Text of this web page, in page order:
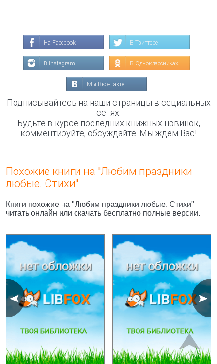
На Facebook В Твиттере
В Instagram В Одноклассниках
Мы Вконтакте
Подписывайтесь на наши страницы в социальных
сетях.
Будьте в курсе последних книжных новинок,
комментируйте, обсуждайте. Мы ждём Вас!
Похожие книги на "Любим праздники
любые. Стихи"
Книги похожие на "Любим праздники любые. Стихи"
читать онлайн или скачать бесплатно полные версии.